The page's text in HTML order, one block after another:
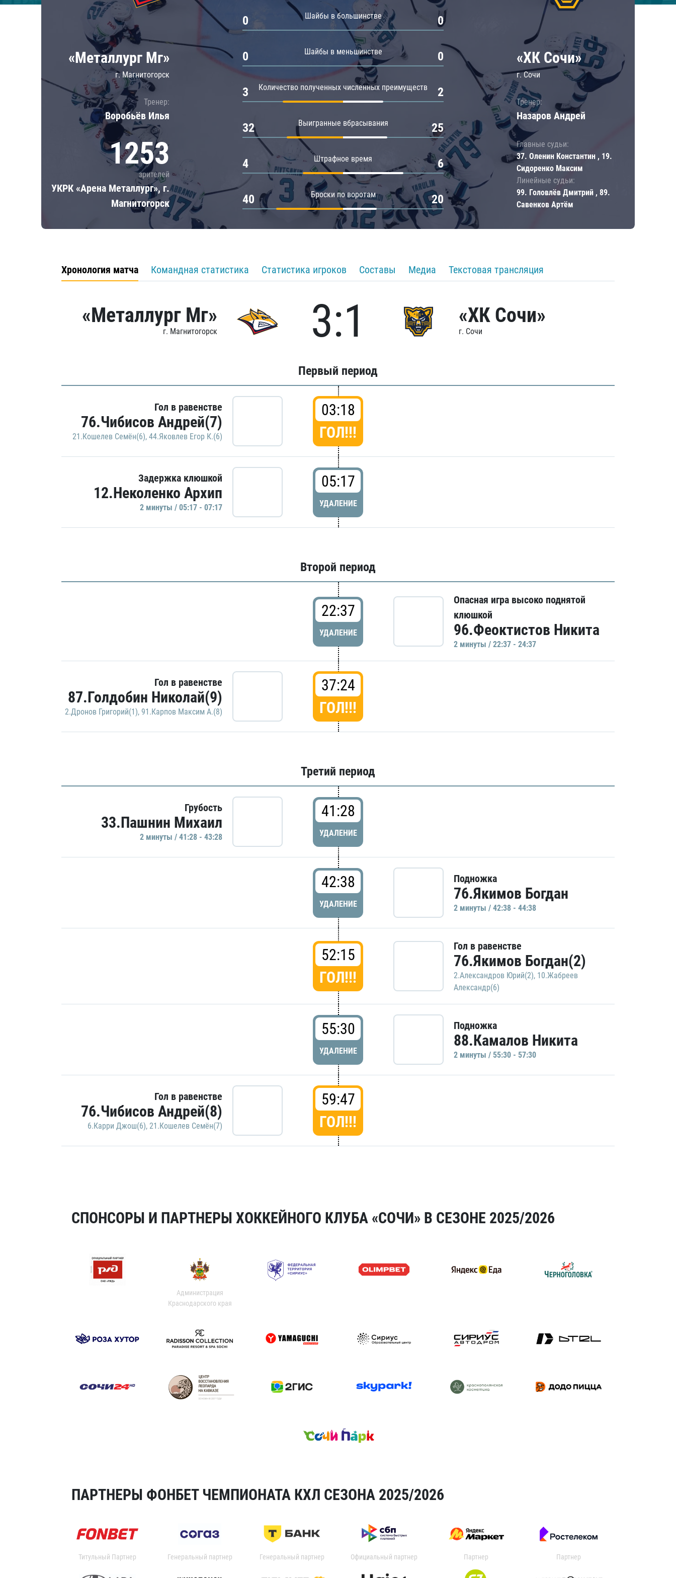
Локомотив
ЦСКА
Шанхайские Драконы
«Металлург Мг»
г. Магнитогорск
Тренер:
Воробьёв Илья
1253
зрителей
УКРК «Арена Металлург», г.
Магнитогорск
Шайбы в большинстве
0 0
Шайбы в меньшинстве
0 0
Количество полученных численных преимуществ
3 2
Выигранные вбрасывания
32 25
Штрафное время
4 6
Броски по воротам
40 20
«ХК Сочи»
г. Сочи
Тренер:
Назаров Андрей
Главные судьи:
37. Оленин Константин , 19.
Сидоренко Максим
Линейные судьи:
99. Головлёв Дмитрий , 89.
Савенков Артём
Хронология матча Командная статистика Статистика игроков Составы Медиа Текстовая трансляция
«Металлург Мг»
г. Магнитогорск 3:1 «ХК Сочи»
г. Сочи
Первый период
Гол в равенстве
76.Чибисов Андрей(7)
21.Кошелев Семён(6), 44.Яковлев Егор К.(6)
03:18
ГОЛ!!!
Задержка клюшкой
12.Неколенко Архип
2 минуты / 05:17 - 07:17
05:17
УДАЛЕНИЕ
Второй период
22:37
УДАЛЕНИЕ
Опасная игра высоко поднятой
клюшкой
96.Феоктистов Никита
2 минуты / 22:37 - 24:37
Гол в равенстве
87.Голдобин Николай(9)
2.Дронов Григорий(1), 91.Карпов Максим А.(8)
37:24
ГОЛ!!!
Третий период
Грубость
33.Пашнин Михаил
2 минуты / 41:28 - 43:28
41:28
УДАЛЕНИЕ
42:38
УДАЛЕНИЕ
Подножка
76.Якимов Богдан
2 минуты / 42:38 - 44:38
52:15
ГОЛ!!!
Гол в равенстве
76.Якимов Богдан(2)
2.Александров Юрий(2), 10.Жабреев
Александр(6)
55:30
УДАЛЕНИЕ
Подножка
88.Камалов Никита
2 минуты / 55:30 - 57:30
Гол в равенстве
76.Чибисов Андрей(8)
6.Карри Джош(6), 21.Кошелев Семён(7)
59:47
ГОЛ!!!
СПОНСОРЫ И ПАРТНЕРЫ ХОККЕЙНОГО КЛУБА «СОЧИ» В СЕЗОНЕ 2025/2026
Администрация
Краснодарского края
ПАРТНЕРЫ ФОНБЕТ ЧЕМПИОНАТА КХЛ СЕЗОНА 2025/2026
Титульный Партнер Генеральный партнер Генеральный партнер Официальный партнер Партнер Партнер